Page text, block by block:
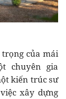
trọng của mái
chuyên gia
kiến trúc sư
xây dựng